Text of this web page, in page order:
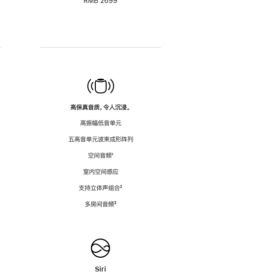
高保真音质，令人沉浸。
高振幅低音单元
五高音单元波束成形阵列
空间音频脚
¹
室内空间感应
支持立体声组合脚
²
多房间音频脚
³
Siri